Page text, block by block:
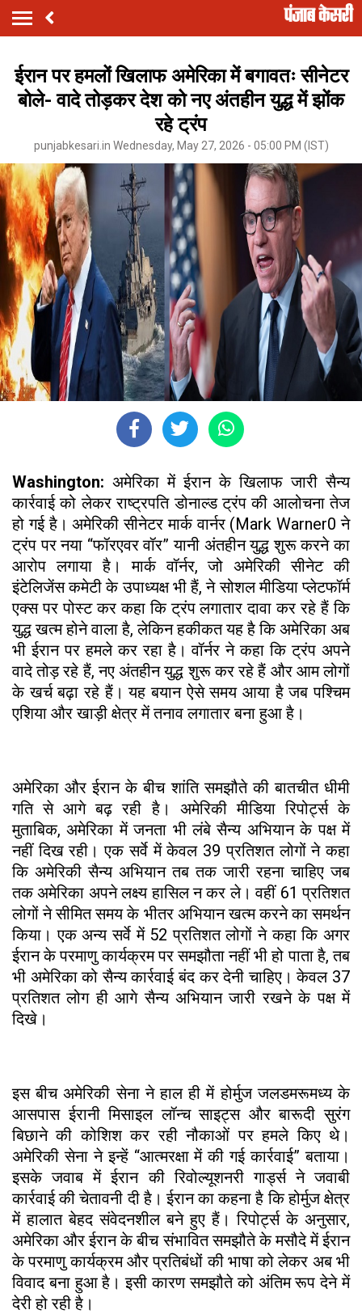
ईरान पर हमलों खिलाफ अमेरिका में बगावतः सीनेटर
बोले- वादे तोड़कर देश को नए अंतहीन युद्ध में झोंक
रहे ट्रंप
punjabkesari.in Wednesday, May 27, 2026 - 05:00 PM (IST)
Washington: अमेरिका में ईरान के खिलाफ जारी सैन्य
कार्रवाई को लेकर राष्ट्रपति डोनाल्ड ट्रंप की आलोचना तेज
हो गई है। अमेरिकी सीनेटर मार्क वार्नर (Mark Warner0 ने
ट्रंप पर नया “फॉरएवर वॉर” यानी अंतहीन युद्ध शुरू करने का
आरोप लगाया है। मार्क वॉर्नर, जो अमेरिकी सीनेट की
इंटेलिजेंस कमेटी के उपाध्यक्ष भी हैं, ने सोशल मीडिया प्लेटफॉर्म
एक्स पर पोस्ट कर कहा कि ट्रंप लगातार दावा कर रहे हैं कि
युद्ध खत्म होने वाला है, लेकिन हकीकत यह है कि अमेरिका अब
भी ईरान पर हमले कर रहा है। वॉर्नर ने कहा कि ट्रंप अपने
वादे तोड़ रहे हैं, नए अंतहीन युद्ध शुरू कर रहे हैं और आम लोगों
के खर्च बढ़ा रहे हैं। यह बयान ऐसे समय आया है जब पश्चिम
एशिया और खाड़ी क्षेत्र में तनाव लगातार बना हुआ है।
अमेरिका और ईरान के बीच शांति समझौते की बातचीत धीमी
गति से आगे बढ़ रही है। अमेरिकी मीडिया रिपोर्ट्स के
मुताबिक, अमेरिका में जनता भी लंबे सैन्य अभियान के पक्ष में
नहीं दिख रही। एक सर्वे में केवल 39 प्रतिशत लोगों ने कहा
कि अमेरिकी सैन्य अभियान तब तक जारी रहना चाहिए जब
तक अमेरिका अपने लक्ष्य हासिल न कर ले। वहीं 61 प्रतिशत
लोगों ने सीमित समय के भीतर अभियान खत्म करने का समर्थन
किया। एक अन्य सर्वे में 52 प्रतिशत लोगों ने कहा कि अगर
ईरान के परमाणु कार्यक्रम पर समझौता नहीं भी हो पाता है, तब
भी अमेरिका को सैन्य कार्रवाई बंद कर देनी चाहिए। केवल 37
प्रतिशत लोग ही आगे सैन्य अभियान जारी रखने के पक्ष में
दिखे।
इस बीच अमेरिकी सेना ने हाल ही में होर्मुज जलडमरूमध्य के
आसपास ईरानी मिसाइल लॉन्च साइट्स और बारूदी सुरंग
बिछाने की कोशिश कर रही नौकाओं पर हमले किए थे।
अमेरिकी सेना ने इन्हें “आत्मरक्षा में की गई कार्रवाई” बताया।
इसके जवाब में ईरान की रिवोल्यूशनरी गार्ड्स ने जवाबी
कार्रवाई की चेतावनी दी है। ईरान का कहना है कि होर्मुज क्षेत्र
में हालात बेहद संवेदनशील बने हुए हैं। रिपोर्ट्स के अनुसार,
अमेरिका और ईरान के बीच संभावित समझौते के मसौदे में ईरान
के परमाणु कार्यक्रम और प्रतिबंधों की भाषा को लेकर अब भी
विवाद बना हुआ है। इसी कारण समझौते को अंतिम रूप देने में
देरी हो रही है।